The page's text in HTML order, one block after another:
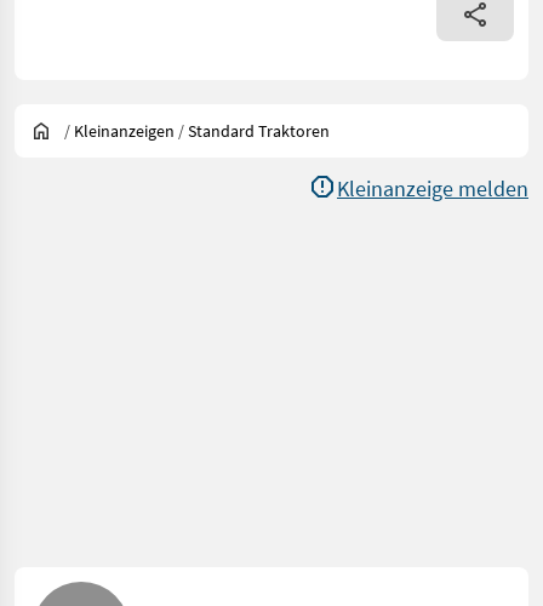
/ Kleinanzeigen /Standard Traktoren
Kleinanzeige melden